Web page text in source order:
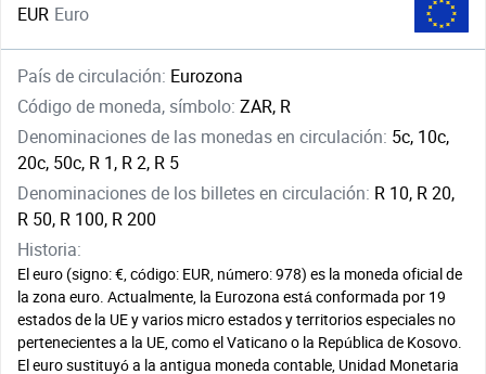
EUR Euro
País de circulación: Eurozona
Código de moneda, símbolo: ZAR, R
Denominaciones de las monedas en circulación: 5c, 10c,
20c, 50c, R 1, R 2, R 5
Denominaciones de los billetes en circulación: R 10, R 20,
R 50, R 100, R 200
Historia:
El euro (signo: €, código: EUR, número: 978) es la moneda oficial de
la zona euro. Actualmente, la Eurozona está conformada por 19
estados de la UE y varios micro estados y territorios especiales no
pertenecientes a la UE, como el Vaticano o la República de Kosovo.
El euro sustituyó a la antigua moneda contable, Unidad Monetaria